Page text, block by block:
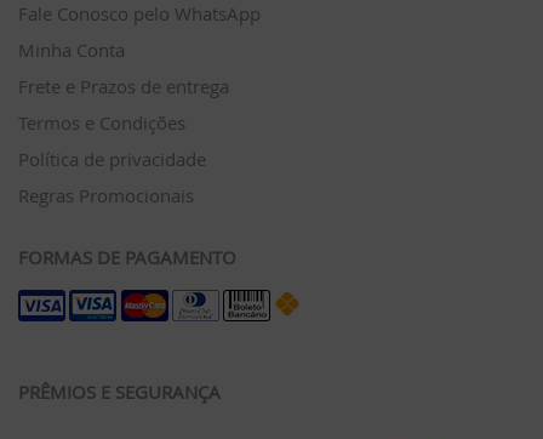
Fale Conosco pelo WhatsApp
Minha Conta
Frete e Prazos de entrega
Termos e Condições
Política de privacidade
Regras Promocionais
FORMAS DE PAGAMENTO
PRÊMIOS E SEGURANÇA